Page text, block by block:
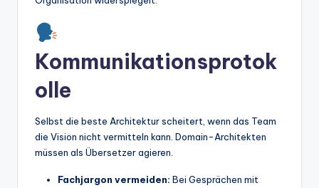
Kommunikationsprotok
olle
Selbst die beste Architektur scheitert, wenn das Team
die Vision nicht vermitteln kann. Domain-Architekten
müssen als Übersetzer agieren.
Fachjargon vermeiden: Bei Gesprächen mit